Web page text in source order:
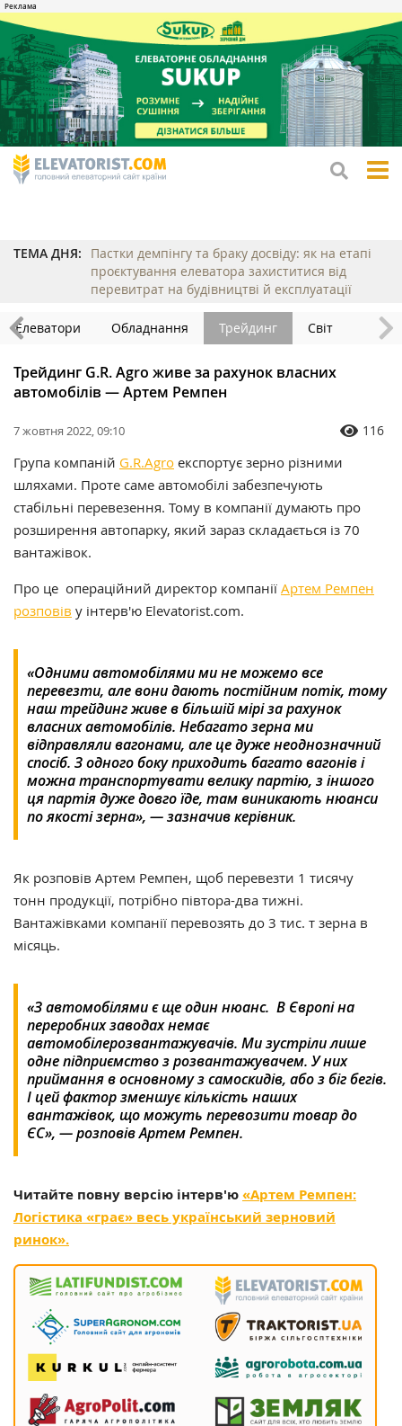
ТЕМА ДНЯ:
Пастки демпінгу та браку досвіду: як на етапі
проєктування елеватора захиститися від
перевитрат на будівництві й експлуатації
Елеватори Обладнання Трейдинг Світ
Трейдинг G.R. Agro живе за рахунок власних
автомобілів — Артем Ремпен
7 жовтня 2022, 09:10 116
Група компаній G.R.Agro експортує зерно різними
шляхами. Проте саме автомобілі забезпечують
стабільні перевезення. Тому в компанії думають про
розширення автопарку, який зараз складається із 70
вантажівок.
Про це операційний директор компанії Артем Ремпен
розповів у інтерв'ю Elevatorist.com.
«Одними автомобілями ми не можемо все
перевезти, але вони дають постійним потік, тому
наш трейдинг живе в більшій мірі за рахунок
власних автомобілів. Небагато зерна ми
відправляли вагонами, але це дуже неоднозначний
спосіб. З одного боку приходить багато вагонів і
можна транспортувати велику партію, з іншого
ця партія дуже довго їде, там виникають нюанси
по якості зерна», — зазначив керівник.
Як розповів Артем Ремпен, щоб перевезти 1 тисячу
тонн продукції, потрібно півтора-два тижні.
Вантажівками компанії перевозять до 3 тис. т зерна в
місяць.
«З автомобілями є ще один нюанс. В Європі на
переробних заводах немає
автомобілерозвантажувачів. Ми зустріли лише
одне підприємство з розвантажувачем. У них
приймання в основному з самоскидів, або з біг бегів.
І цей фактор зменшує кількість наших
вантажівок, що можуть перевозити товар до
ЄС», — розповів Артем Ремпен.
Читайте повну версію інтерв'ю«Артем Ремпен:
Логістика «грає» весь український зерновий
ринок».